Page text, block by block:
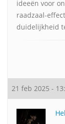
ideeën voor
raadzaal-
duidelijkheid
21 feb 2025 -